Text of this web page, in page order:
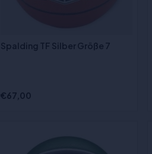
Spalding TF Silber Größe 7
€67,00